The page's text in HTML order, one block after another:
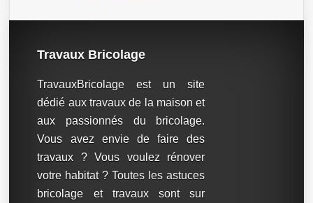
Travaux Bricolage
TravauxBricolage est un site
dédié aux travaux de la maison et
aux passionnés du bricolage.
Vous avez envie de faire des
travaux ? Vous voulez rénover
votre habitat ? Toutes les astuces
bricolage et travaux sont sur